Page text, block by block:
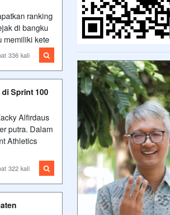
ranking
di bangku
memiliki kete
336 kali
Sprint 100
Alfirdaus
putra. Dalam
Athletics
322 kali